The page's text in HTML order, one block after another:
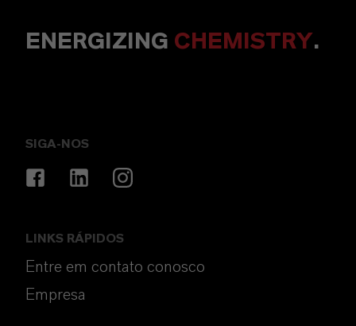
ENERGIZING CHEMISTRY.
SIGA-NOS
LINKS RÁPIDOS
Entre em contato conosco
Empresa